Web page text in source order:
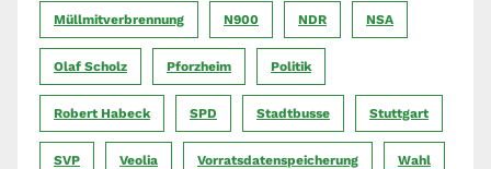
Müllmitverbrennung N900 NDR NSA
Olaf Scholz Pforzheim Politik
Robert Habeck SPD Stadtbusse Stuttgart
SVP Veolia Vorratsdatenspeicherung Wahl